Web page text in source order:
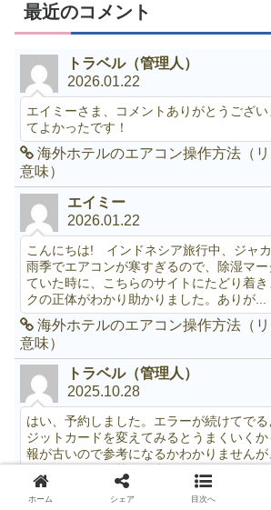
最近のコメント
トラベル（管理人）
2026.01.22
エイミーさま、コメントありがとうござ
てよかったです！
海外ホテルのエアコン操作方法（
意味）
エイミー
2026.01.22
こんにちは! インドネシア旅行中、ジャカ
雨季でエアコンが寒すぎるので、除湿マ
ていた時に、こちらのサイトにたどり着
クの正体がわかり助かりました。ありが...
海外ホテルのエアコン操作方法（
意味）
トラベル（管理人）
2025.10.28
はい、予約しました。エラーが続けてで
ジットカードを変えてみるとうまくいく
報が古いので参考になるかわかりません
モロッコ(2) カサブランカ空港から
ホーム シェア 目次へ